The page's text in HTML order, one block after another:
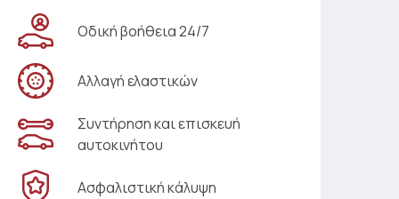
Οδική βοήθεια 24/7
Αλλαγή ελαστικών
Συντήρηση και επισκευή
αυτοκινήτου
Ασφαλιστική κάλυψη